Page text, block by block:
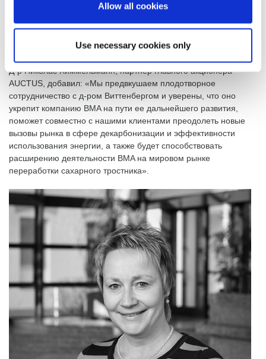
Allow all cookies
Use necessary cookies only
технологий производства сахара, и желаю успехов новому
правлению».
Направления развития : декарбонизация,
Д-р Николас Химмельманн, партнер главного акционера
AUCTUS, добавил: «Мы предвкушаем плодотворное
сотрудничество с д-ром Виттенбергом и уверены, что оно
укрепит компанию BMA на пути ее дальнейшего развития,
поможет совместно с нашими клиентами преодолеть новые
вызовы рынка в сфере декарбонизации и эффективности
использования энергии, а также будет способствовать
расширению деятельности BMA на мировом рынке
переработки сахарного тростника».